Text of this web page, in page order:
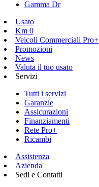
Gamma Dr
Usato
Km 0
Veicoli Commerciali Pro+
Promozioni
News
Valuta il tuo usato
Servizi
Tutti i servizi
Garanzie
Assicurazioni
Finanziamenti
Rete Pro+
Ricambi
Assistenza
Azienda
Sedi e Contatti